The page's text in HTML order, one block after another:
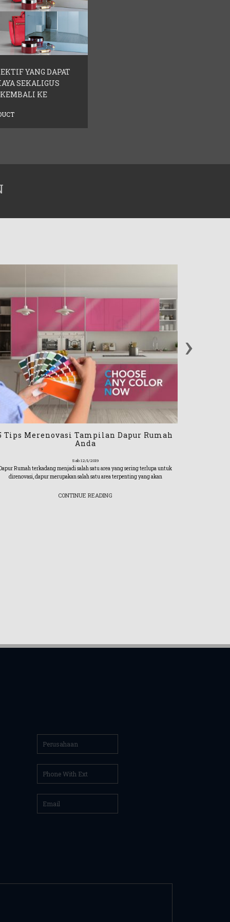
YANG DAPAT
SEKALIGUS
KE
Tips Merenovasi Tampilan Dapur Rumah
Anda
Sab 12/1/2019
Rumah terkadang menjadi salah satu area yang sering terlupa untuk
direnovasi, dapur merupakan salah satu area terpenting yang akan
CONTINUE READING
›